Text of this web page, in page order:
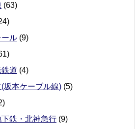
(63)
ール (9)
道 (4)
坂本ケーブル線) (5)
鉄・北神急行 (9)